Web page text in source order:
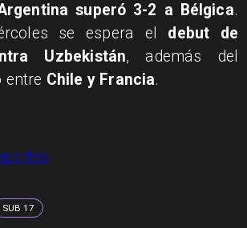
superó 3-2 a Bélgica.
se espera el debut de
Uzbekistán, además del
entre Chile y Francia.
SUB 17